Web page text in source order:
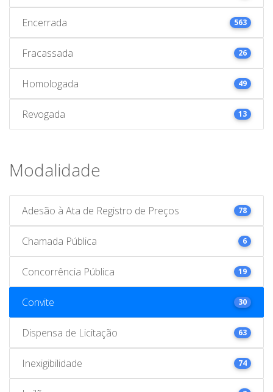
Encerrada 563
Fracassada 26
Homologada 49
Revogada 13
Modalidade
Adesão à Ata de Registro de Preços 78
Chamada Pública 6
Concorrência Pública 19
Convite 30
Dispensa de Licitação 63
Inexigibilidade 74